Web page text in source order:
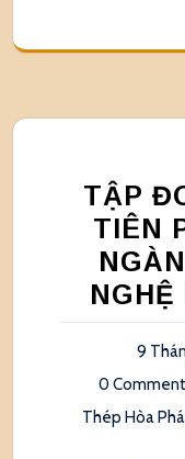
TẬP
TIÊN
NGHỆ
9
0
Thép Hòa